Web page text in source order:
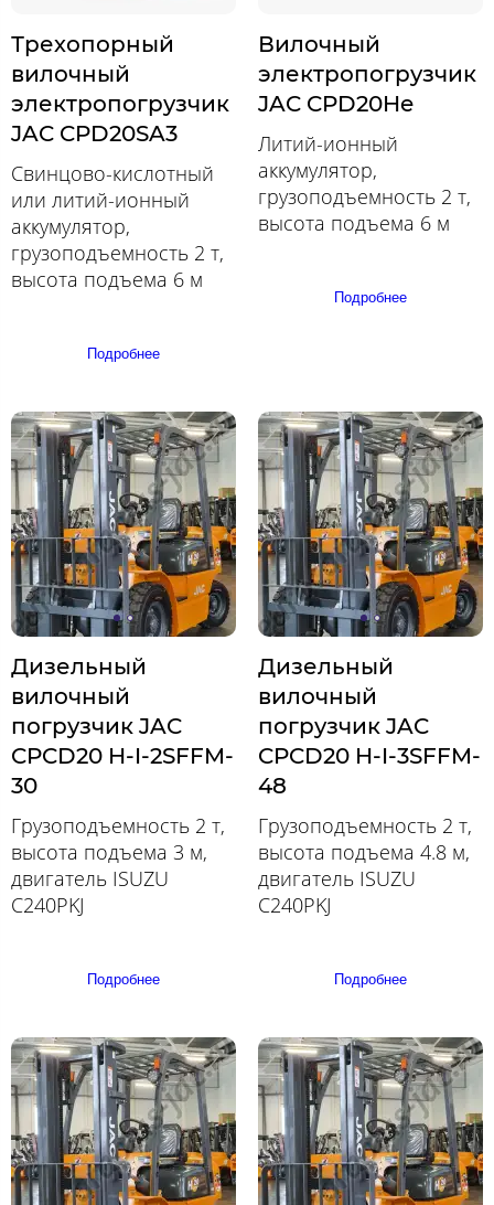
Трехопорный
вилочный
электропогрузчик
JAC CPD20SA3
Свинцово-кислотный
или литий-ионный
аккумулятор,
грузоподъемность 2 т,
высота подъема 6 м
Подробнее
Вилочный
электропогрузчик
JAC CPD20He
Литий-ионный
аккумулятор,
грузоподъемность 2 т,
высота подъема 6 м
Подробнее
Дизельный
вилочный
погрузчик JAC
CPCD20 H-I-2SFFM-
30
Грузоподъемность 2 т,
высота подъема 3 м,
двигатель ISUZU
C240PKJ
Подробнее
Дизельный
вилочный
погрузчик JAC
CPCD20 H-I-3SFFM-
48
Грузоподъемность 2 т,
высота подъема 4.8 м,
двигатель ISUZU
C240PKJ
Подробнее